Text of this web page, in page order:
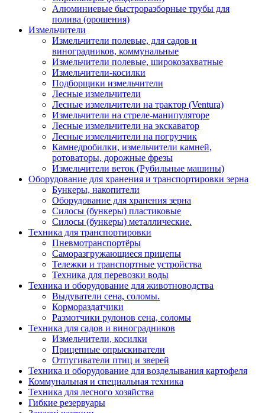
Алюминиевые быстроразборные трубы для
полива (орошения)
Измельчители
Измельчители полевые, для садов и
виноградников, коммунальные
Измельчители полевые, широкозахватные
Измельчители-косилки
Подборщики измельчители
Лесные измельчители
Лесные измельчители на трактор (Ventura)
Измельчители на стреле-манипуляторе
Лесные измельчители на экскаватор
Лесные измельчители на погрузчик
Камнедробилки, измельчители камней,
ротоваторы, дорожные фрезы
Измельчители веток (Рубильные машины)
Оборудование для хранения и транспортировки зерна
Бункеры, накопители
Оборудование для хранения зерна
Силосы (бункеры) пластиковые
Силосы (бункеры) металлические.
Техника для транспортировки
Пневмотранспортёры
Саморазгружающиеся прицепы
Тележки и транспортные устройства
Техника для перевозки воды
Техника и оборудование для животноводства
Выдуватели сена, соломы.
Кормораздатчики
Размотчики рулонов сена, соломы
Техника для садов и виноградников
Измельчители, косилки
Прицепные опрыскиватели
Отпугиватели птиц и зверей
Техника и оборудование для возделывания картофеля
Коммунальная и специальная техника
Техника для лесного хозяйства
Гибкие резервуары